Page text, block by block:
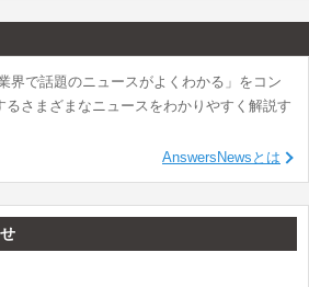
界で話題のニュースがよくわかる」をコン
るさまざまなニュースをわかりやすく解説す
AnswersNewsとは